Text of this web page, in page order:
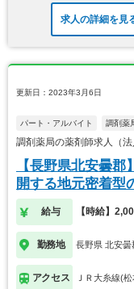
求人の詳細を見
更新日：2023年3月6日
パート・アルバイト 調剤薬
調剤薬局の薬剤師求人（
【長野県北安曇
開する地元密着型
給与 【時給】
勤務地 長野県 北安曇
アクセス ＪＲ大糸線(